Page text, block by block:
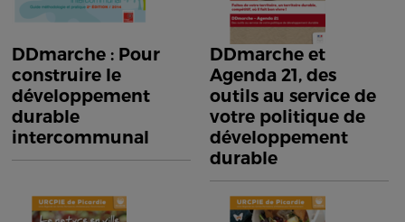
DDmarche : Pour
construire le
développement
durable
intercommunal
DDmarche et
Agenda 21, des
outils au service de
votre politique de
développement
durable